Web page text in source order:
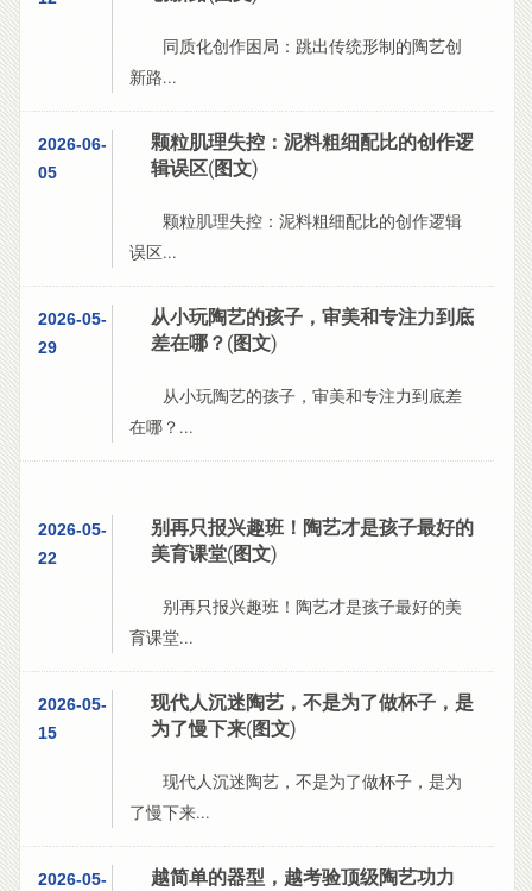
同质化创作困局：跳出传统形制的陶艺创
新路...
2026-06-
05
颗粒肌理失控：泥料粗细配比的创作逻
辑误区(图文)
颗粒肌理失控：泥料粗细配比的创作逻辑
误区...
2026-05-
29
从小玩陶艺的孩子，审美和专注力到底
差在哪？(图文)
从小玩陶艺的孩子，审美和专注力到底差
在哪？...
2026-05-
22
别再只报兴趣班！陶艺才是孩子最好的
美育课堂(图文)
别再只报兴趣班！陶艺才是孩子最好的美
育课堂...
2026-05-
15
现代人沉迷陶艺，不是为了做杯子，是
为了慢下来(图文)
现代人沉迷陶艺，不是为了做杯子，是为
了慢下来...
2026-05-
越简单的器型，越考验顶级陶艺功力